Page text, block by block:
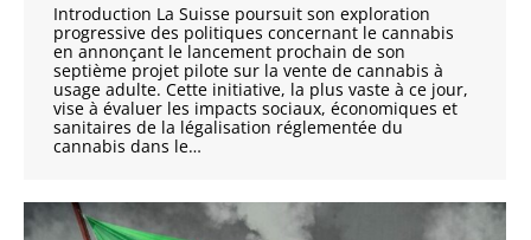
Introduction La Suisse poursuit son exploration
progressive des politiques concernant le cannabis
en annonçant le lancement prochain de son
septième projet pilote sur la vente de cannabis à
usage adulte. Cette initiative, la plus vaste à ce jour,
vise à évaluer les impacts sociaux, économiques et
sanitaires de la légalisation réglementée du
cannabis dans le…